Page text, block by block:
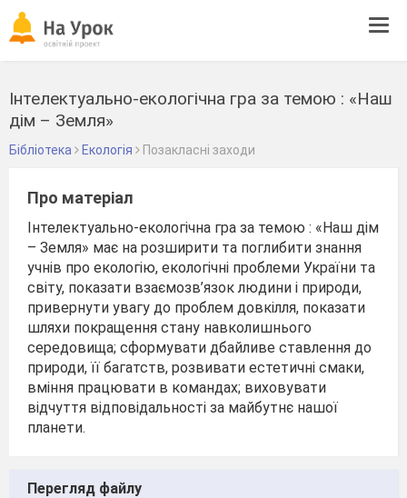
Інтелектуально-екологічна гра за темою : «Наш
дім – Земля»
Бібліотека Екологія Позакласні заходи
Про матеріал
Інтелектуально-екологічна гра за темою : «Наш дім
– Земля» має на розширити та поглибити знання
учнів про екологію, екологічні проблеми України та
світу, показати взаємозв’язок людини і природи,
привернути увагу до проблем довкілля, показати
шляхи покращення стану навколишнього
середовища; сформувати дбайливе ставлення до
природи, її багатств, розвивати естетичні смаки,
вміння працювати в командах; виховувати
відчуття відповідальності за майбутнє нашої
планети.
Перегляд файлу